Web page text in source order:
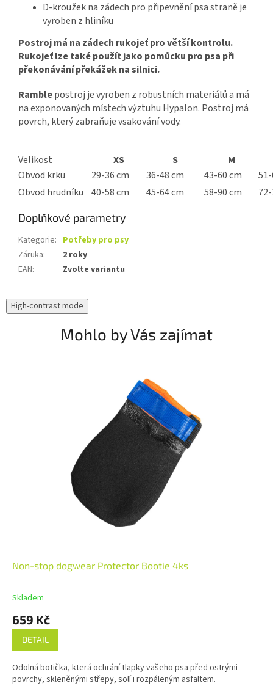
D-kroužek na zádech pro připevnění psa straně je
vyroben z hliníku
Postroj má na zádech rukojeť pro větší kontrolu.
Rukojeť lze také použít jako pomůcku pro psa při
překonávání překážek na silnici.
Ramblepostroj je vyroben z robustních materiálů a má
na exponovaných místech výztuhu Hypalon. Postroj má
povrch, který zabraňuje vsakování vody.
Velikost XS S
M
Obvod krku
29-36 cm 36-48 cm 43-60 cm
Obvod hrudníku
40-58 cm 45-64 cm 58-90 cm
Doplňkové parametry
Kategorie: Potřeby pro psy
Záruka:
2 roky
EAN: Zvolte variantu
High-contrast mode
Mohlo by Vás zajímat
Non-stop dogwear Protector Bootie 4ks
Skladem
659 Kč
DETAIL
Odolná botička, která ochrání tlapky vašeho psa před ostrými
povrchy, skleněnými střepy, solí i rozpáleným asfaltem.